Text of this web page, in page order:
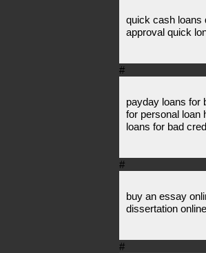
quick cash loans
approval quick
#
payday loans for
for personal loan
loans for bad
#
buy an essay
dissertation online
#